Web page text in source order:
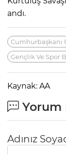
andı.
Cumhurbaşkanı
Gençlik Ve Spor
Kaynak: AA
Yorum
Adınız